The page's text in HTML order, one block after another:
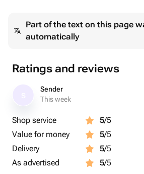
Part of the text on this page
automatically
Ratings and reviews
Sender
This week
Shop service 5/5
Value for money
5/5
Delivery
5/5
As advertised
5/5